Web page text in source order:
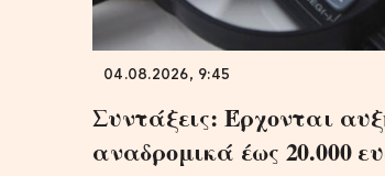
04.08.2026, 9:45
Συντάξεις: Έρχονται
αναδρομικά έως 20.000